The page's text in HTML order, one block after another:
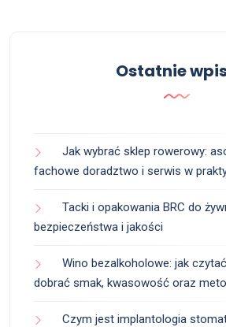
Ostatnie
Jak wybrać sklep rowerowy:
fachowe doradztwo i serwis w
Tacki i opakowania BRC do
bezpieczeństwa i jakości
Wino bezalkoholowe: jak
dobrać smak, kwasowość oraz
Czym jest implantologia